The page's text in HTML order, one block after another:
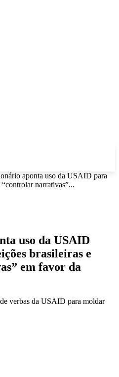
aponta uso da USAID para
narrativas”...
uso da USAID
brasileiras e
em favor da
verbas da USAID para moldar